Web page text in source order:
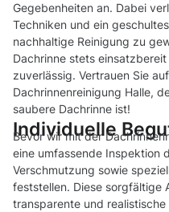
Gegebenheiten an. Dabei
Techniken und ein
nachhaltige Reinigung zu
Dachrinne stets
zuverlässig. Vertrauen Sie
Dachrinnenreinigung Halle,
saubere Dachrinne ist!
Individuelle
Bevor wir mit der
eine umfassende Inspektion
Verschmutzung sowie
feststellen. Diese sorgfältige
transparente und